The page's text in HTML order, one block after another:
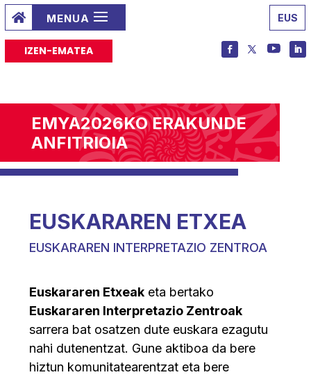
 EUS
IZEN-EMATEA
EMYA2026KO ERAKUNDE
ANFITRIOIA
EUSKARAREN ETXEA
EUSKARAREN INTERPRETAZIO ZENTROA
Euskararen Etxeak eta bertako
Euskararen Interpretazio Zentroak
sarrera bat osatzen dute euskara ezagutu
nahi dutenentzat. Gune aktiboa da bere
hiztun komunitatearentzat eta bere